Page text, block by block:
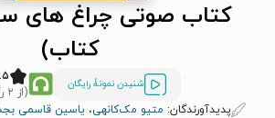
کتاب صوتی چراغ‌ های
کتاب)
شنیدن نمونۀ رایگان
۳.۵
(از ۲ رأی)
پدیدآورندگان: متیو مک‌کانهی، یاسین قاسمی